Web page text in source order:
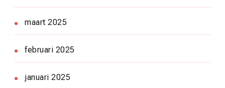
maart 2025
februari 2025
januari 2025